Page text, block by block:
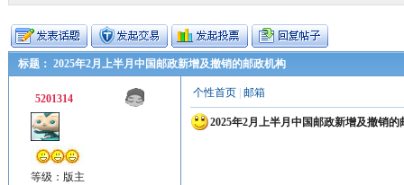
标题： 2025年2月上半月中国邮政新增及撤销的邮政机构
5201314
等级：版主
个性首页| 邮箱
2025年2月上半月中国邮政新增及撤销的